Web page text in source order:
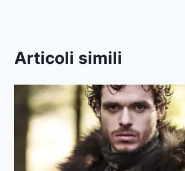
Articoli simili